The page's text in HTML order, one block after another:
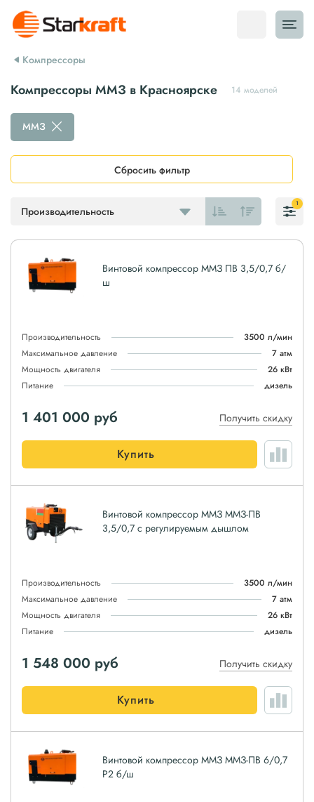
Компрессоры
Компрессоры ММЗ в Красноярске 14 моделей
Производительность
ММЗ
Сбросить фильтр
1
Винтовой компрессор ММЗ ПВ 3,5/0,7 б/
ш
Производительность
3500 л/мин
Максимальное давление
7 атм
Мощность двигателя
26 кВт
Питание
дизель
1 401 000 руб Получить скидку
Купить
Винтовой компрессор ММЗ ММЗ-ПВ
3,5/0,7 с регулируемым дышлом
Производительность
3500 л/мин
Максимальное давление
7 атм
Мощность двигателя
26 кВт
Питание
дизель
1 548 000 руб Получить скидку
Купить
Винтовой компрессор ММЗ ММЗ-ПВ 6/0,7
Р2 б/ш